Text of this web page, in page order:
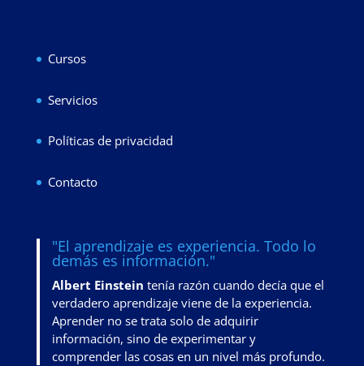
Cursos
Servicios
Políticas de privacidad
Contacto
"El aprendizaje es experiencia. Todo lo
demás es información."
Albert Einstein tenía razón cuando decía que el
verdadero aprendizaje viene de la experiencia.
Aprender no se trata solo de adquirir
información, sino de experimentar y
comprender las cosas en un nivel más profundo.